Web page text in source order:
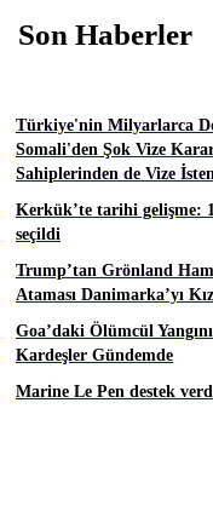
Son Haberler
Türkiye'nin Milyarlarca
Somali'den Şok Vize
Sahiplerinden de Vize
Kerkük’te tarihi gelişme:
seçildi
Trump’tan Grönland
Ataması Danimarka’yı
Goa’daki Ölümcül
Kardeşler Gündemde
Marine Le Pen destek